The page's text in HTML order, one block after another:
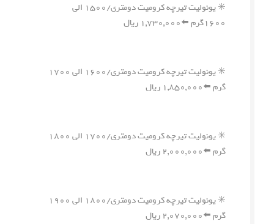
✳️ یونولیت تیرچه کرومیت دومتری/۱۵۰۰ الی
۱۶۰۰گرم ⬅️۱,۷۳۰,۰۰۰ ریال
✳️ یونولیت تیرچه کرومیت دومتری/۱۶۰۰ الی ۱۷۰۰
گرم ⬅️۱,۸۵۰,۰۰۰ ریال
✳️ یونولیت تیرچه کرومیت دومتری/۱۷۰۰ الی ۱۸۰۰
گرم ⬅️۲,۰۰۰,۰۰۰ ریال
✳️ یونولیت تیرچه کرومیت دومتری/۱۸۰۰ الی ۱۹۰۰
گرم ⬅️۲,۰۷۰,۰۰۰ ریال